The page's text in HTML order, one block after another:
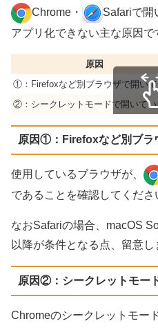
Chrome・
Safariで開
アプリ化できない主な原因で
原因
①：Firefoxなど別ブラウザで開いて
②：シークレットモードで開いてい
原因①：Firefoxなど別ブラ
使用しているブラウザが、
であることを確認してくださ
なおSafariの場合、macOS
以降が条件となる点、留意し
原因②：シークレットモー
Chromeのシークレットモー